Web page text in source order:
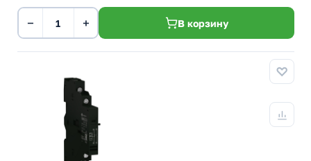
− + В корзину